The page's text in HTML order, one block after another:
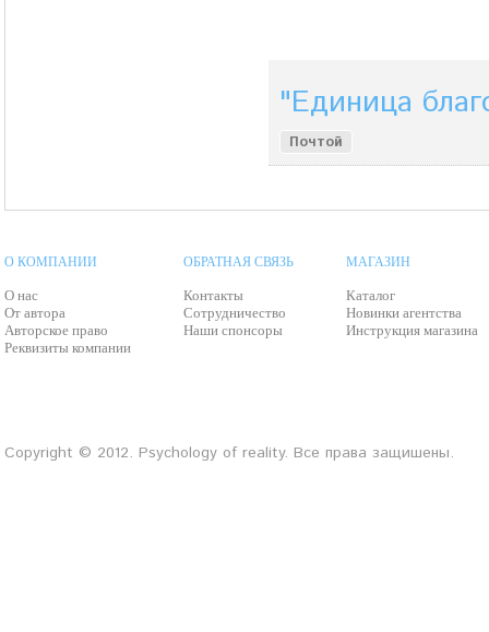
"Единица
Почтой
О КОМПАНИИ
О нас
От автора
Авторское право
Реквизиты компании
ОБРАТНАЯ СВЯЗЬ
Контакты
Сотрудничество
Наши спонсоры
МАГАЗИН
Каталог
Новинки агентства
Инструкция магазина
Copyright © 2012. Psychology of reality. Все права защишены.